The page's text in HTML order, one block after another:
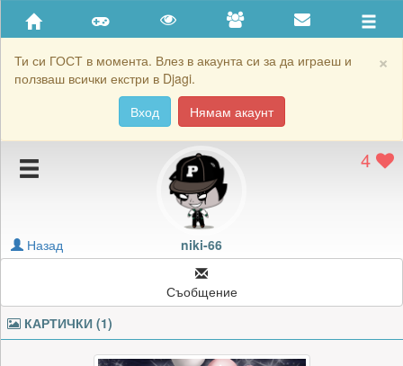
×
Ти си ГОСТ в момента. Влез в акаунта си за да играеш и
ползваш всички екстри в Djagi.
Вход
Нямам акаунт
Приятели
Хронология на игри
Подаръците на niki-66
Блокирай niki-66
4
niki-66
Назад
Съобщение
КАРТИЧКИ (1)